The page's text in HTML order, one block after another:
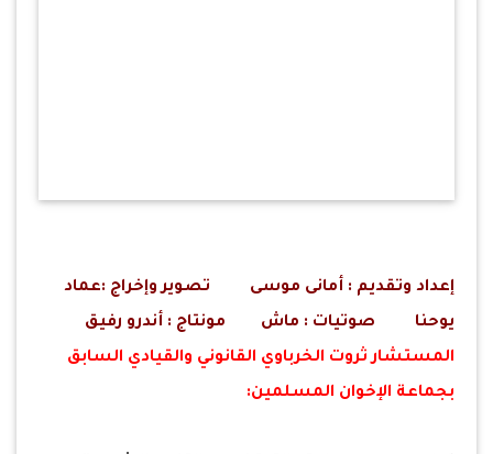
إعداد وتقديم : أمانى موسى تصوير وإخراج :عماد
يوحنا صوتيات : ماش مونتاج : أندرو رفيق
المستشار ثروت الخرباوي القانوني والقيادي السابق
بجماعة الإخوان المسلمين: